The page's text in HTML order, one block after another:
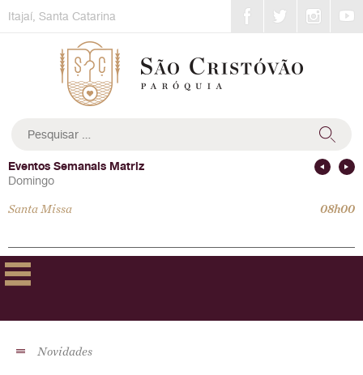
toItajaí, Santa Catarina
por:
Eventos Semanais Matriz
Domingo
Santa Missa 08h00
Novidades